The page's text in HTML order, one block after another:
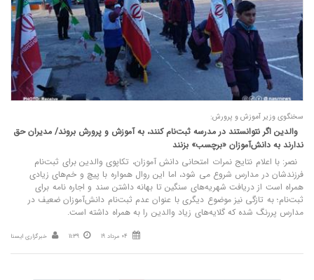
سخنگوی وزیر آموزش و پرورش:
والدین اگر نتوانستند در مدرسه ثبت‌نام کنند، به آموزش و پرورش بروند/ مدیران حق
ندارند به دانش‌آموزان «برچسب» بزنند
نصر: با اعلام نتایج نمرات امتحانی دانش آموزان، تکاپوی والدین برای ثبت‌نام
فرزندشان در مدارس شروع می شود، اما این روال همواره با پیچ و خم‌های زیادی
همراه است از دریافت شهریه‌های سنگین تا بهانه داشتن سند و اجاره نامه برای
ثبت‌نام؛ به تازگی نیز موضوع دیگری با عنوان عدم ثبت‌نام دانش‌آموزان ضعیف در
مدارس پررنگ شده که گلایه‌های زیاد والدین را به همراه داشته است.
04 مرداد 19 11:39 خبرگزاری ایسنا